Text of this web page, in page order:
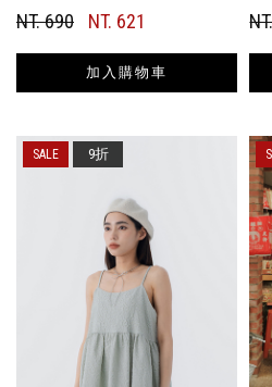
NT. 690 NT. 621
加入購物車
9折